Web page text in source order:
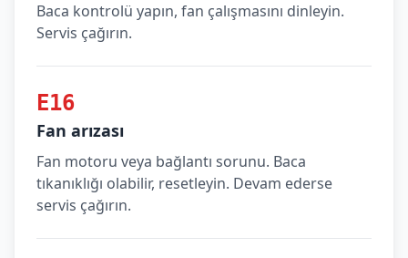
Baca kontrolü yapın, fan çalışmasını dinleyin.
Servis çağırın.
E16
Fan arızası
Fan motoru veya bağlantı sorunu. Baca
tıkanıklığı olabilir, resetleyin. Devam ederse
servis çağırın.